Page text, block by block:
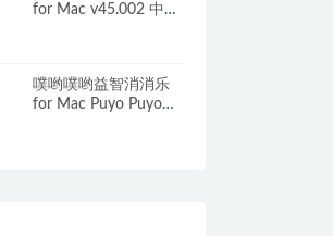
for Mac v45.002 中文
噗哟噗哟益智消消乐
for Mac Puyo Puyo